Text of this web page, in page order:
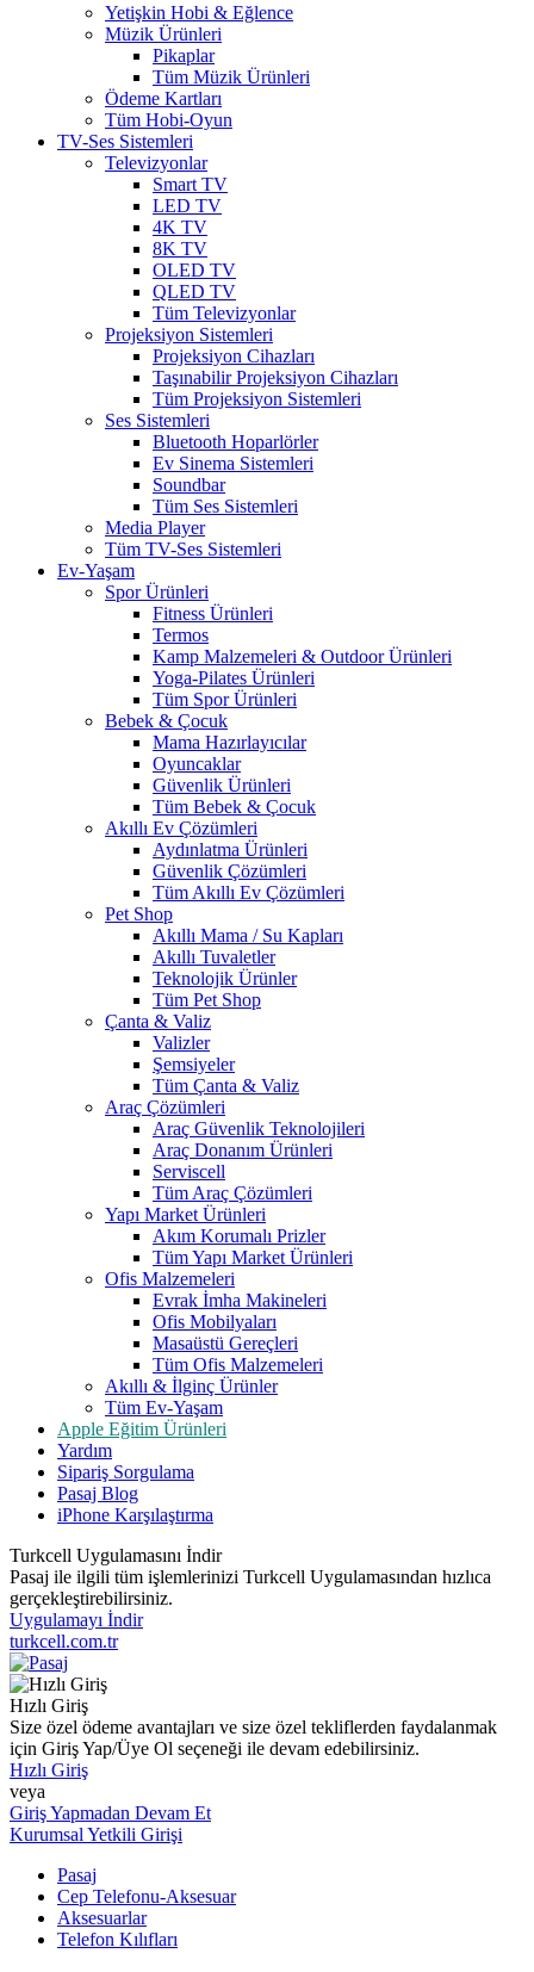
Yetişkin Hobi & Eğlence
Müzik Ürünleri
Pikaplar
Tüm Müzik Ürünleri
Ödeme Kartları
Tüm Hobi-Oyun
TV-Ses Sistemleri
Televizyonlar
Smart TV
LED TV
4K TV
8K TV
OLED TV
QLED TV
Tüm Televizyonlar
Projeksiyon Sistemleri
Projeksiyon Cihazları
Taşınabilir Projeksiyon Cihazları
Tüm Projeksiyon Sistemleri
Ses Sistemleri
Bluetooth Hoparlörler
Ev Sinema Sistemleri
Soundbar
Tüm Ses Sistemleri
Media Player
Tüm TV-Ses Sistemleri
Ev-Yaşam
Spor Ürünleri
Fitness Ürünleri
Termos
Kamp Malzemeleri & Outdoor Ürünleri
Yoga-Pilates Ürünleri
Tüm Spor Ürünleri
Bebek & Çocuk
Mama Hazırlayıcılar
Oyuncaklar
Güvenlik Ürünleri
Tüm Bebek & Çocuk
Akıllı Ev Çözümleri
Aydınlatma Ürünleri
Güvenlik Çözümleri
Tüm Akıllı Ev Çözümleri
Pet Shop
Akıllı Mama / Su Kapları
Akıllı Tuvaletler
Teknolojik Ürünler
Tüm Pet Shop
Çanta & Valiz
Valizler
Şemsiyeler
Tüm Çanta & Valiz
Araç Çözümleri
Araç Güvenlik Teknolojileri
Araç Donanım Ürünleri
Serviscell
Tüm Araç Çözümleri
Yapı Market Ürünleri
Akım Korumalı Prizler
Tüm Yapı Market Ürünleri
Ofis Malzemeleri
Evrak İmha Makineleri
Ofis Mobilyaları
Masaüstü Gereçleri
Tüm Ofis Malzemeleri
Akıllı & İlginç Ürünler
Tüm Ev-Yaşam
Apple Eğitim Ürünleri
Yardım
Sipariş Sorgulama
Pasaj Blog
iPhone Karşılaştırma
Turkcell Uygulamasını İndir
Pasaj ile ilgili tüm işlemlerinizi Turkcell Uygulamasından hızlıca
gerçekleştirebilirsiniz.
Uygulamayı İndir
turkcell.com.tr
Hızlı Giriş
Size özel ödeme avantajları ve size özel tekliflerden faydalanmak
için Giriş Yap/Üye Ol seçeneği ile devam edebilirsiniz.
Hızlı Giriş
veya
Giriş Yapmadan Devam Et
Kurumsal Yetkili Girişi
Pasaj
Cep Telefonu-Aksesuar
Aksesuarlar
Telefon Kılıfları